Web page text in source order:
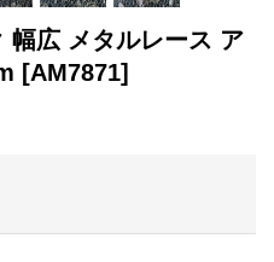
幅広 メタルレース ア
[AM7871]